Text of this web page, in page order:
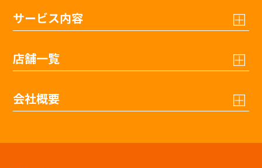
サービス内容
店舗一覧
会社概要